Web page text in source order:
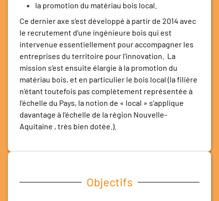
la promotion du matériau bois local.
Ce dernier axe s’est développé à partir de 2014 avec
le recrutement d’une ingénieure bois qui est
intervenue essentiellement pour accompagner les
entreprises du territoire pour l’innovation. La
mission s’est ensuite élargie à la promotion du
matériau bois, et en particulier le bois local (la filière
n’étant toutefois pas complètement représentée à
l’échelle du Pays, la notion de « local » s’applique
davantage à l’échelle de la région Nouvelle-
Aquitaine , très bien dotée.).
Objectifs